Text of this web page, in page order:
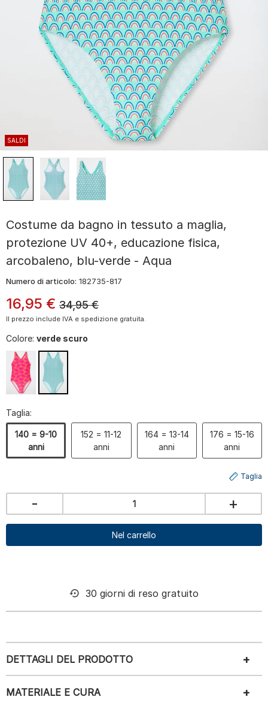
SALDI
Costume da bagno in tessuto a maglia,
protezione UV 40+, educazione fisica,
arcobaleno, blu-verde - Aqua
Numero di articolo: 182735-817
16,95 € 34,95 €
Il prezzo include IVA e spedizione gratuita.
Colore: verde scuro
Taglia:
140 = 9-10
anni
152 = 11-12
anni
164 = 13-14
anni
176 = 15-16
anni
Taglia
- +
Nel carrello
30 giorni di reso gratuito
DETTAGLI DEL PRODOTTO
MATERIALE E CURA